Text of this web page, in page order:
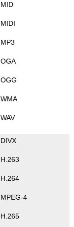
MID
MIDI
MP3
OGA
OGG
WMA
WAV
DIVX
H.263
H.264
MPEG-4
H.265